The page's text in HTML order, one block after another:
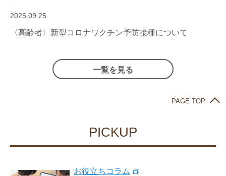
2025.09.25
〈高齢者〉新型コロナワクチン予防接種について
一覧を見る
PAGE TOP
PICKUP
お役立ちコラム